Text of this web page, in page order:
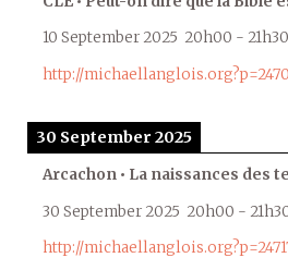
10 September 2025 20h00 - 21h30
http://
30 September 2025
Arcachon • La naissances des
30 September 2025 20h00 -
http://